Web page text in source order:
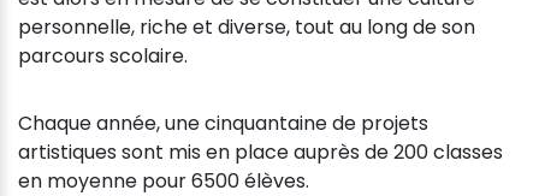
personnelle, riche et diverse, tout au long de son
parcours scolaire.
Chaque année, une cinquantaine de projets
artistiques sont mis en place auprès de 200 classes
en moyenne pour 6500 élèves.